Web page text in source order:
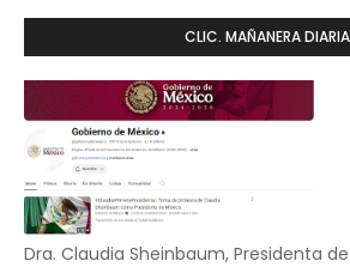
CLIC. MAÑANERA
Dra. Claudia Sheinbaum, Presidenta